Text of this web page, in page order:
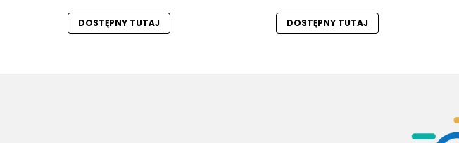
DOSTĘPNY TUTAJ DOSTĘPNY TUTAJ